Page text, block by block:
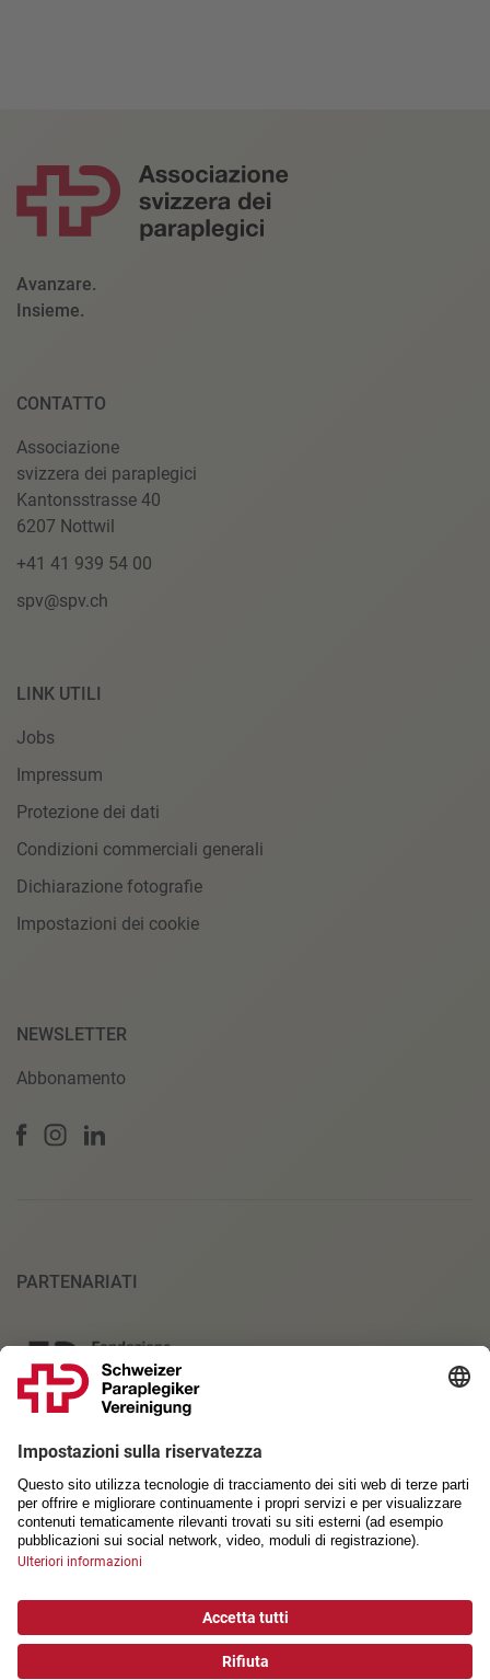
Avanzare.
Insieme.
CONTATTO
Associazione
svizzera dei paraplegici
Kantonsstrasse 40
6207 Nottwil
+41 41 939 54 00
spv@spv.ch
LINK UTILI
Jobs
Impressum
Protezione dei dati
Condizioni commerciali generali
Dichiarazione fotografie
Impostazioni dei cookie
NEWSLETTER
Abbonamento
PARTENARIATI